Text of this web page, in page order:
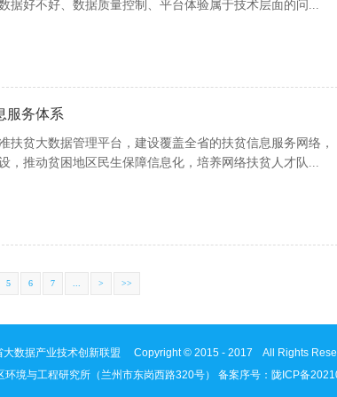
据好不好、数据质量控制、平台体验属于技术层面的问...
服务体系
扶贫大数据管理平台，建设覆盖全省的扶贫信息服务网络，
，推动贫困地区民生保障信息化，培养网络扶贫人才队...
5 6 7 > >>
大数据产业技术创新联盟 Copyright © 2015 - 2017 All Rights
境与工程研究所（兰州市东岗西路320号） 备案序号： 陇ICP备